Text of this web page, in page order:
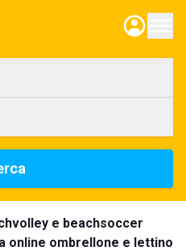
e beachsoccer
online ombrellone e lettino